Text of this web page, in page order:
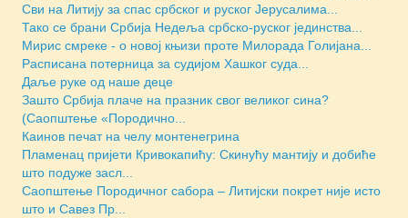
Сви на Литију за спас србског и руског Јерусалима...
Тако се брани Србија Недеља србско-руског јединства...
Мирис смреке - о новој књизи проте Милорада Голијана...
Расписана потерница за судијом Хашког суда...
Даље руке од наше деце
Зашто Србија плаче на празник свог великог сина?
(Саопштење «Породично...
Каинов печат на челу монтенегрина
Пламенац пријети Кривокапићу: Скинућу мантију и добиће
што подуже засл...
Саопштење Породичног сабора – Литијски покрет није исто
што и Савез Пр...